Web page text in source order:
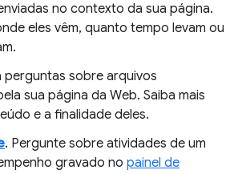
no contexto da sua página.
eles vêm, quanto tempo levam ou
perguntas sobre arquivos
sua página da Web. Saiba mais
e a finalidade deles.
. Pergunte sobre atividades de um
gravado no painel de